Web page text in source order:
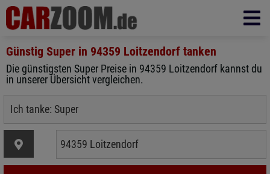
Günstig Super in 94359 Loitzendorf tanken
Die günstigsten Super Preise in 94359 Loitzendorf kannst du
in unserer Übersicht vergleichen.